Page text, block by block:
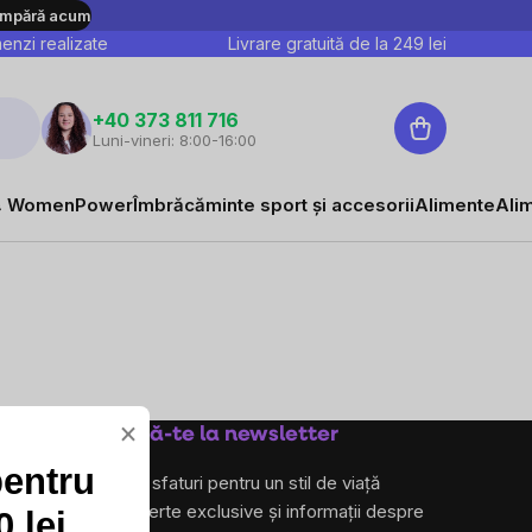
acum
realizate Livrare gratuită de la 249 lei
+40 373 811 716
Luni-vineri: 8:00-16:00
Coş
de
WomenPowerÎmbrăcăminte sport și accesoriiAlimente
Abonează-te la newsletter
și primește sfaturi pentru un stil de viață
sănătos, oferte exclusive și informații despre
×